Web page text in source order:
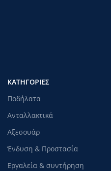
ΚΑΤΗΓΟΡΊΕΣ
Ποδήλατα
Ανταλλακτικά
Αξεσουάρ
Ένδυση & Προστασία
Εργαλεία & συντήρηση